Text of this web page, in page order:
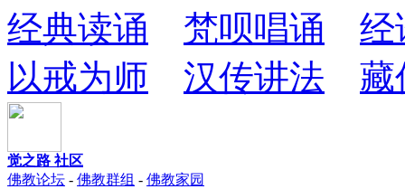
经典读诵
梵呗唱诵
经
以戒为师
汉传讲法 藏
觉之路 社区
佛教论坛 - 佛教群组 - 佛教家园